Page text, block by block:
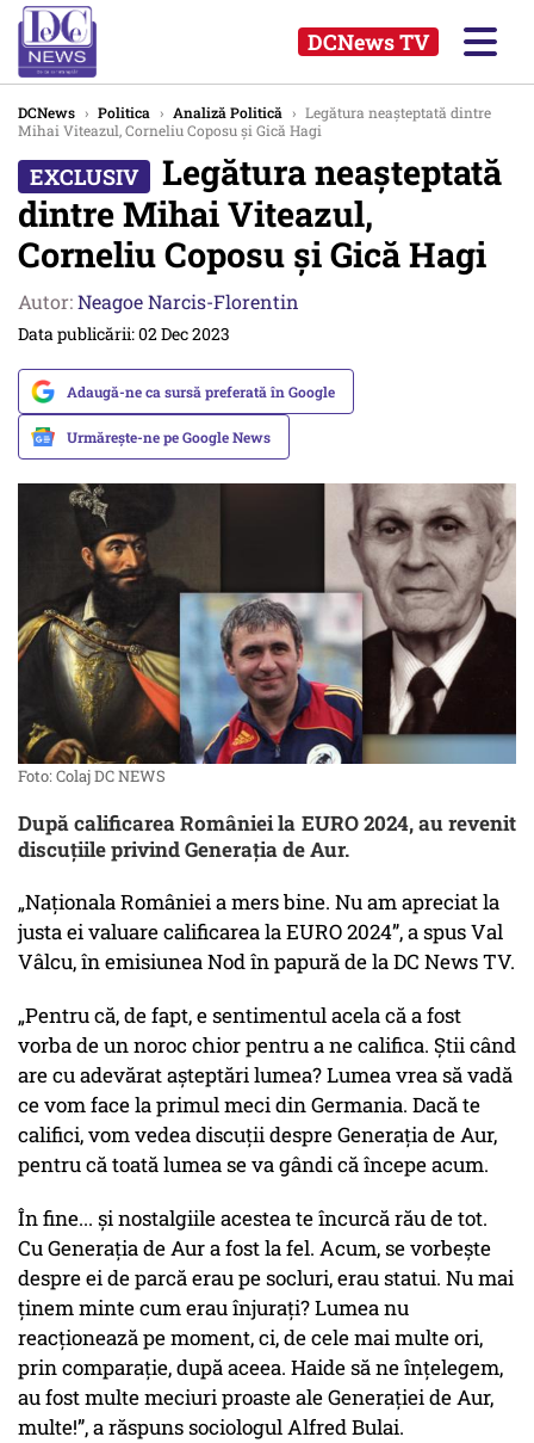
DCNews TV
DCNews › Politica › Analiză Politică › Legătura neașteptată dintre
Mihai Viteazul, Corneliu Coposu și Gică Hagi
Legătura neașteptată
dintre Mihai Viteazul,
Corneliu Coposu și Gică Hagi
Autor:Neagoe Narcis-Florentin
Data publicării: 02 Dec 2023
Adaugă-ne ca sursă preferată în Google
Urmărește-ne pe Google News
Foto: Colaj DC NEWS
După calificarea României la EURO 2024, au revenit
discuțiile privind Generația de Aur.
„Naționala României a mers bine. Nu am apreciat la
justa ei valuare calificarea la EURO 2024”, a spus Val
Vâlcu, în emisiunea Nod în papură de la DC News TV.
„Pentru că, de fapt, e sentimentul acela că a fost
vorba de un noroc chior pentru a ne califica. Știi când
are cu adevărat așteptări lumea? Lumea vrea să vadă
ce vom face la primul meci din Germania. Dacă te
califici, vom vedea discuții despre Generația de Aur,
pentru că toată lumea se va gândi că începe acum.
În fine... și nostalgiile acestea te încurcă rău de tot.
Cu Generația de Aur a fost la fel. Acum, se vorbește
despre ei de parcă erau pe socluri, erau statui. Nu mai
ținem minte cum erau înjurați? Lumea nu
reacționează pe moment, ci, de cele mai multe ori,
prin comparație, după aceea. Haide să ne înțelegem,
au fost multe meciuri proaste ale Generației de Aur,
multe!”, a răspuns sociologul Alfred Bulai.